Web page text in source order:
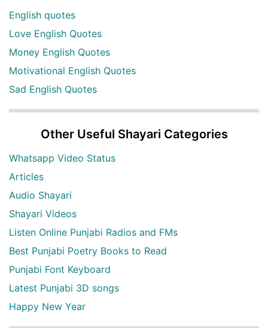
English quotes
Love English Quotes
Money English Quotes
Motivational English Quotes
Sad English Quotes
Other Useful Shayari Categories
Whatsapp Video Status
Articles
Audio Shayari
Shayari Videos
Listen Online Punjabi Radios and FMs
Best Punjabi Poetry Books to Read
Punjabi Font Keyboard
Latest Punjabi 3D songs
Happy New Year